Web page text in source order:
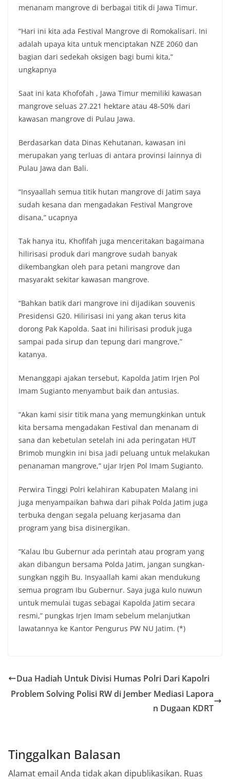
menanam mangrove di berbagai titik di Jawa Timur.
“Hari ini kita ada Festival Mangrove di Romokalisari. Ini
adalah upaya kita untuk menciptakan NZE 2060 dan
bagian dari sedekah oksigen bagi bumi kita,”
ungkapnya
Saat ini kata Khofofah , Jawa Timur memiliki kawasan
mangrove seluas 27.221 hektare atau 48-50% dari
kawasan mangrove di Pulau Jawa.
Berdasarkan data Dinas Kehutanan, kawasan ini
merupakan yang terluas di antara provinsi lainnya di
Pulau Jawa dan Bali.
“Insyaallah semua titik hutan mangrove di Jatim saya
sudah kesana dan mengadakan Festival Mangrove
disana,” ucapnya
Tak hanya itu, Khofifah juga menceritakan bagaimana
hilirisasi produk dari mangrove sudah banyak
dikembangkan oleh para petani mangrove dan
masyarakt sekitar kawasan mangrove.
“Bahkan batik dari mangrove ini dijadikan souvenis
Presidensi G20. Hilirisasi ini yang akan terus kita
dorong Pak Kapolda. Saat ini hilirisasi produk juga
sampai pada sirup dan tepung dari mangrove,”
katanya.
Menanggapi ajakan tersebut, Kapolda Jatim Irjen Pol
Imam Sugianto menyambut baik dan antusias.
“Akan kami sisir titik mana yang memungkinkan untuk
kita bersama mengadakan Festival dan menanam di
sana dan kebetulan setelah ini ada peringatan HUT
Brimob mungkin ini bisa jadi peluang untuk melakukan
penanaman mangrove,” ujar Irjen Pol Imam Sugianto.
Perwira Tinggi Polri kelahiran Kabupaten Malang ini
juga menyampaikan bahwa dari pihak Polda Jatim juga
terbuka dengan segala peluang kerjasama dan
program yang bisa disinergikan.
“Kalau Ibu Gubernur ada perintah atau program yang
akan dibangun bersama Polda Jatim, jangan sungkan-
sungkan nggih Bu. Insyaallah kami akan mendukung
semua program Ibu Gubernur. Saya juga kulo nuwun
untuk memulai tugas sebagai Kapolda Jatim secara
resmi,” pungkas Irjen Imam sebelum melanjutkan
lawatannya ke Kantor Pengurus PW NU Jatim. (*)
Dua Hadiah Untuk Divisi Humas Polri Dari Kapolri
Problem Solving Polisi RW di Jember Mediasi Lapora
n Dugaan KDRT
Tinggalkan Balasan
Alamat email Anda tidak akan dipublikasikan. Ruas